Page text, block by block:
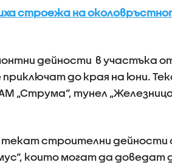
строежа на
дейности в участъка
приключат до края на юни.
„Струма“, тунел
строителни дейности
които могат да доведат